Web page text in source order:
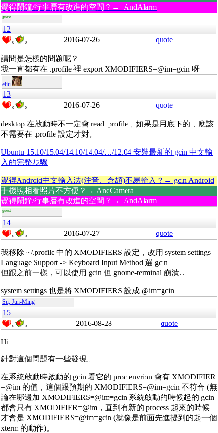
覺得鬧鐘/行事曆有改進的空間？→ AndAlarm
guest
12
0 0 2016-07-26 quote
請問是怎樣的問題呢？
我一直都有在 .profile 裡 export XMODIFIERS=@im=gcin 呀
eliu
13
0 0 2016-07-26 quote
desktop 在啟動時不一定會 read .profile，如果是用底下的，應該
不需要在 .profile 設定才對。
Ubuntu 15.10/15.04/14.10/14.04/…/12.04 安裝最新的 gcin 中文輸
入的完整步驟
覺得Android中文輸入法(注音、倉頡)不易輸入？→ gcin Android
手機照相看照片不方便？→ AndCamera
覺得鬧鐘/行事曆有改進的空間？→ AndAlarm
guest
14
0 0 2016-07-27 quote
我移除 ~/.profile 中的 XMODIFIERS 設定，改用 system settings
Language Support -> Keyboard Input Method 選 gcin
但跟之前一樣，可以使用 gcin 但 gnome-terminal 崩潰...
system settings 也是將 XMODIFIERS 設成 @im=gcin
Su, Jun-Ming
15
0 0 2016-08-28 quote
Hi
針對這個問題有一些發現。
在系統啟動時啟動的 gcin 看它的 proc envrion 會有 XMODIFIER
=@im 的值，這個跟預期的 XMODIFIERS=@im=gcin 不符合 (無
論在哪邊加 XMODIFIERS=@im=gcin 系統啟動的時候起的 gcin
都會只有 XMODIFIER=@im，直到有新的 process 起來的時候
才會是 XMODIFIERS=@im=gcin (就像是前面先進提到的起一個
xterm 的動作)。